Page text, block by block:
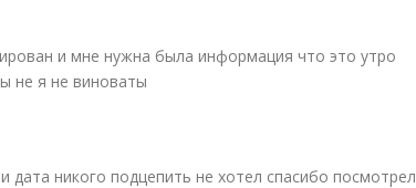
и мне нужна была информация что это утро
не я не виноваты
никого подцепить не хотел спасибо посмотрел